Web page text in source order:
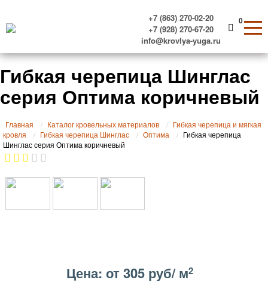
+7 (863) 270-02-20
+7 (928) 270-67-20
info@krovlya-yuga.ru
0
Гибкая черепица Шинглас
серия Оптима коричневый
Главная Каталог кровельных материалов
Гибкая черепица и мягкая
кровля
Гибкая черепица Шинглас Оптима
Гибкая черепица
Шинглас серия Оптима коричневый
Цена: от 305 руб/ м2